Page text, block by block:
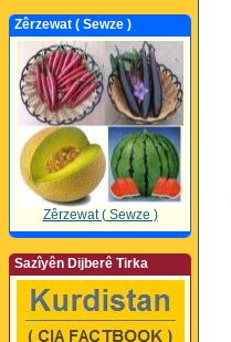
Zêrzewat ( Sewze )
Zêrzewat ( Sewze )
Sazîyên Dijberê Tirka